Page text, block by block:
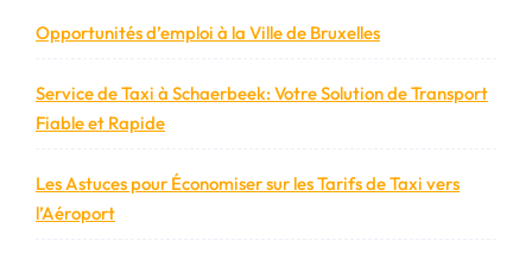
Opportunités d’emploi à la Ville de Bruxelles
Service de Taxi à Schaerbeek: Votre Solution de Transport
Fiable et Rapide
Les Astuces pour Économiser sur les Tarifs de Taxi vers
l’Aéroport